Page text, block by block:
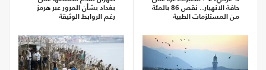
حافة الانهيار.. نقص 86 بالمئة
من المستلزمات الطبية
بغداد بشأن المرور عبر هرمز
رغم الروابط الوثيقة